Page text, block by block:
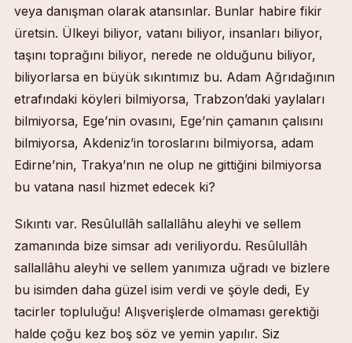
veya danışman olarak atansınlar. Bunlar habire fikir
üretsin. Ülkeyi biliyor, vatanı biliyor, insanları biliyor,
taşını toprağını biliyor, nerede ne olduğunu biliyor,
biliyorlarsa en büyük sıkıntımız bu. Adam Ağrıdağının
etrafındaki köyleri bilmiyorsa, Trabzon’daki yaylaları
bilmiyorsa, Ege’nin ovasını, Ege’nin çamanın çalısını
bilmiyorsa, Akdeniz’in toroslarını bilmiyorsa, adam
Edirne’nin, Trakya’nın ne olup ne gittiğini bilmiyorsa
bu vatana nasıl hizmet edecek ki?
Sıkıntı var. Resûlullâh sallallâhu aleyhi ve sellem
zamanında bize simsar adı veriliyordu. Resûlullâh
sallallâhu aleyhi ve sellem yanımıza uğradı ve bizlere
bu isimden daha güzel isim verdi ve şöyle dedi, Ey
tacirler topluluğu! Alışverişlerde olmaması gerektiği
halde çoğu kez boş söz ve yemin yapılır. Siz